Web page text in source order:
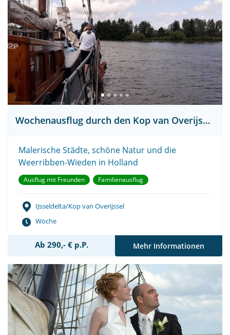
Wochenausflug durch den Kop van Overijssel
Malerische Städte, schöne Natur und die
Weerribben-Wieden in Holland
Ausflug mit Freunden Familienausflug
IJsseldelta/Kop van Overijssel
Woche
Ab 290,- € p.P. Mehr Informationen